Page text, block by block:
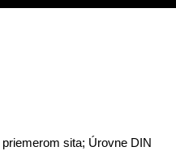
sita; Úrovne DIN